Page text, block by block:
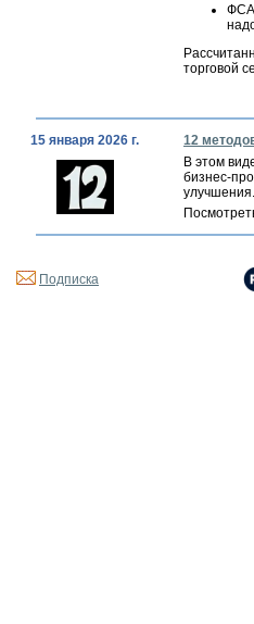
торговой
15 января 2026 г.
12
В этом
бизнес-
улучшения.
Подписка